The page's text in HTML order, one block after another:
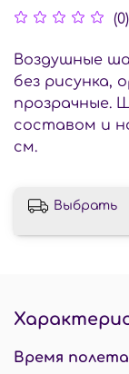
(0)
Воздушные
без рисунка,
прозрачные.
составом и
см.
Выбрать
Время